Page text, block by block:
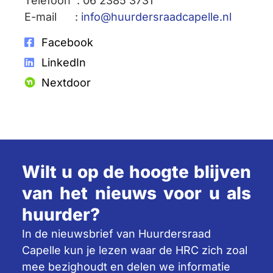
E-mail : info@huurdersraadcapelle.nl
Facebook
LinkedIn
Nextdoor
Wilt u op de hoogte blijven
van het nieuws voor u als
huurder?
In de nieuwsbrief van Huurdersraad
Capelle kun je lezen waar de HRC zich zoal
mee bezighoudt en delen we informatie